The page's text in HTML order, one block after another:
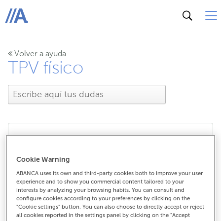
ABANCA
Volver a ayuda
TPV físico
¿Cómo puedo hacer una
devolución con mi TPV?
¿Cómo puedo hacer una devolución
Cookie Warning
ABANCA uses its own and third-party cookies both to improve your user
experience and to show you commercial content tailored to your
interests by analyzing your browsing habits. You can consult and
configure cookies according to your preferences by clicking on the
"Cookie settings" button. You can also choose to directly accept or reject
all cookies reported in the settings panel by clicking on the "Accept